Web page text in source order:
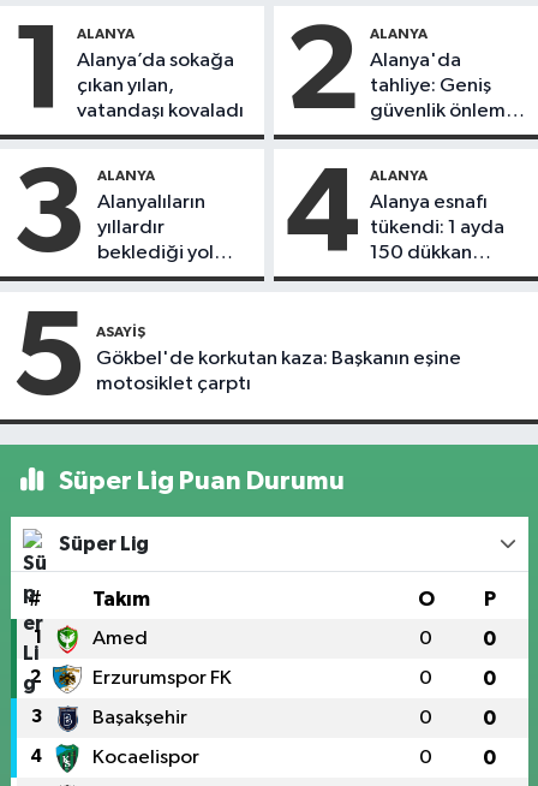
1 ALANYA
Alanya’da sokağa
çıkan yılan,
vatandaşı kovaladı
2 ALANYA
Alanya'da
tahliye: Geniş
güvenlik önlemi
alındı
3 ALANYA
Alanyalıların
yıllardır
beklediği yol
askıdan döndü
4 ALANYA
Alanya esnafı
tükendi: 1 ayda
150 dükkan
kapandı
5 ASAYIŞ
Gökbel'de korkutan kaza: Başkanın eşine
motosiklet çarptı
Süper Lig Puan Durumu
Süper Lig
# Takım O P
1 Amed 0 0
2 Erzurumspor FK 0 0
3 Başakşehir 0 0
4 Kocaelispor 0 0